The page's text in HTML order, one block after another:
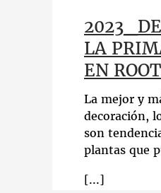
LA
EN
La mejor y
decoración,
son
plantas que
inspírate en